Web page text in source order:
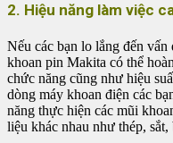
2. Hiệu năng làm việc
Nếu các bạn lo lắng đến
khoan pin Makita có thể
chức năng cũng như hiệu
dòng máy khoan điện các
năng thực hiện các mũi
liệu khác nhau như thép,